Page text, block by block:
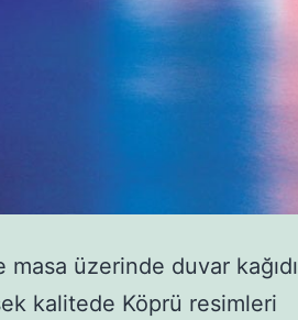
üzerinde duvar
kalitede Köprü resimleri